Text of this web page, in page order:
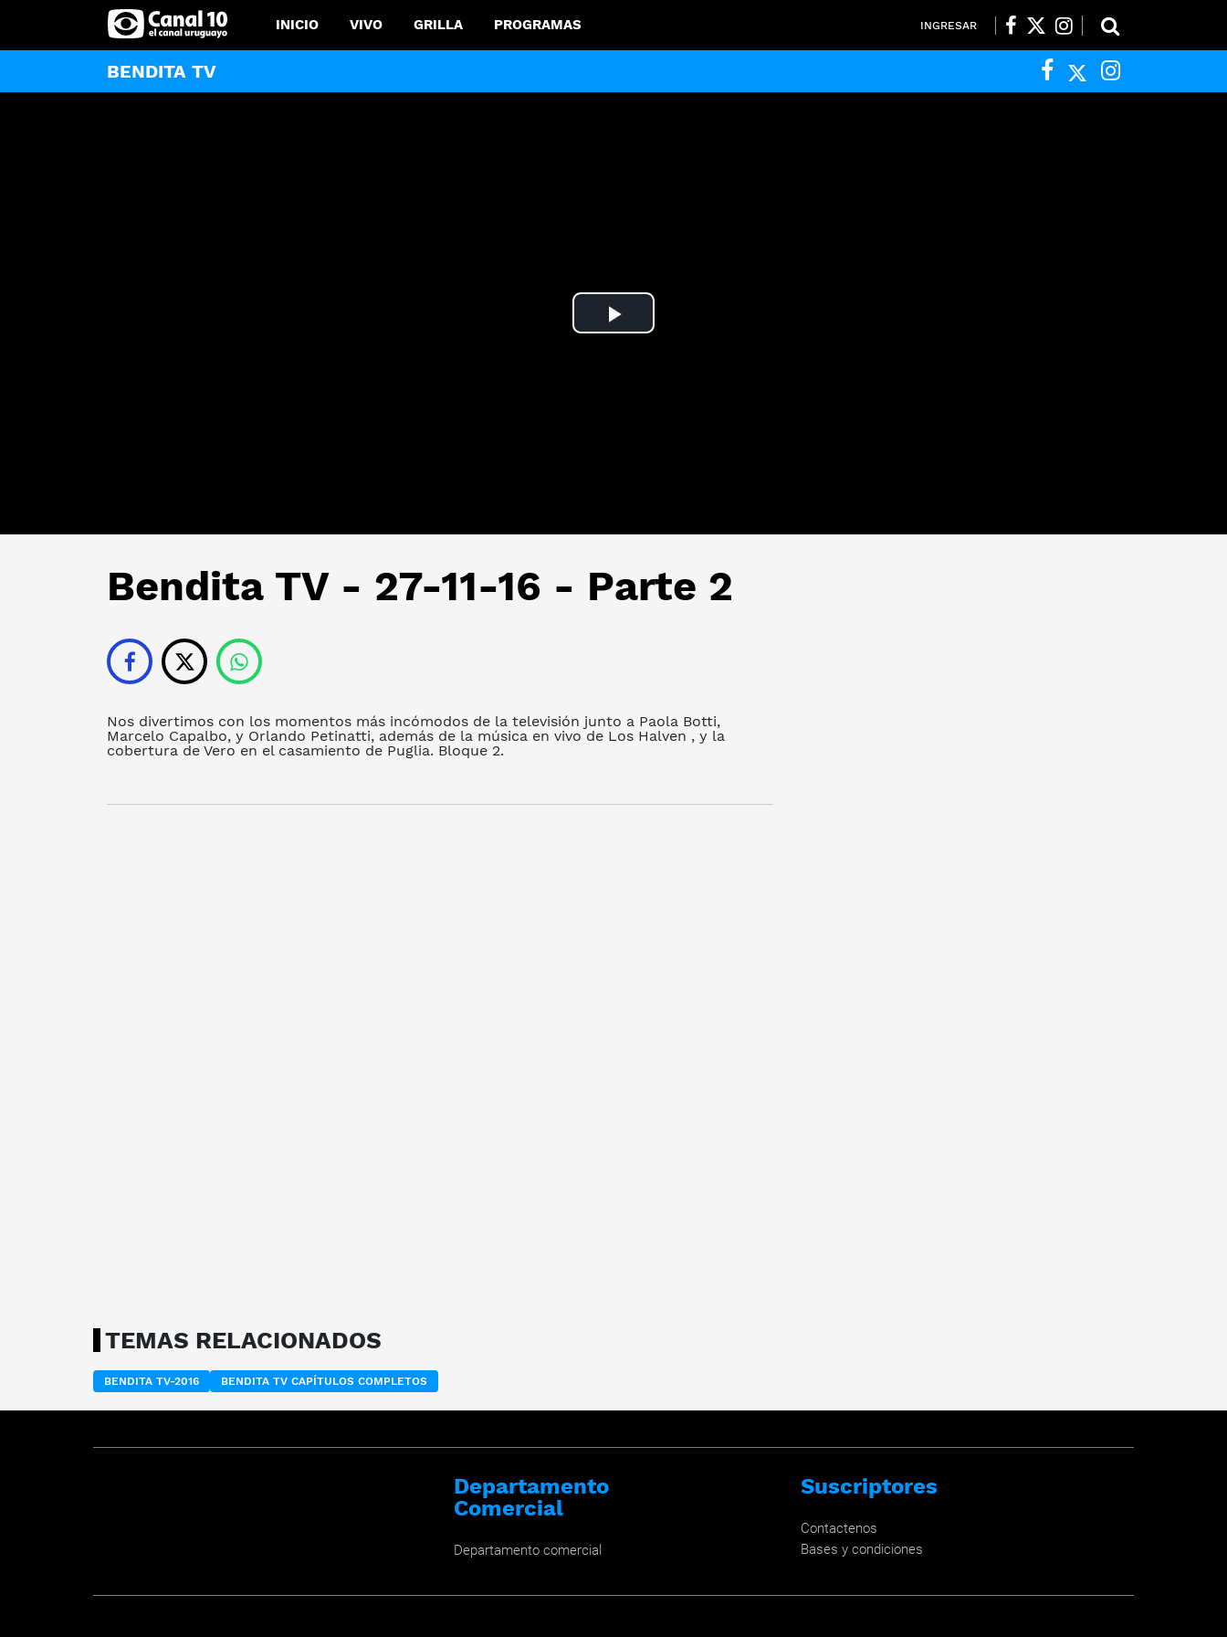
INICIO VIVO GRILLA PROGRAMAS INGRESAR
BENDITA TV
Play
Bendita TV - 27-11-16 - Parte 2
Nos divertimos con los momentos más incómodos de la televisión junto a Paola Botti,
Marcelo Capalbo, y Orlando Petinatti, además de la música en vivo de Los Halven , y la
cobertura de Vero en el casamiento de Puglia. Bloque 2.
TEMAS RELACIONADOS
BENDITA TV-2016 BENDITA TV CAPÍTULOS COMPLETOS
Departamento
Comercial
Departamento comercial
Suscriptores
Contactenos
Bases y condiciones